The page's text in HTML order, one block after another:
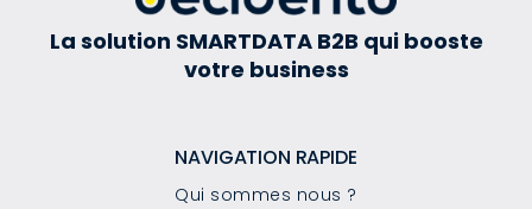
La solution SMARTDATA B2B qui booste
votre business
NAVIGATION RAPIDE
Qui sommes nous ?